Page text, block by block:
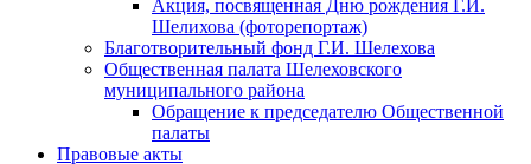
Акция, посвященная Дню рождения Г.И.
Шелихова (фоторепортаж)
Благотворительный фонд Г.И. Шелехова
Общественная палата Шелеховского
муниципального района
Обращение к председателю Общественной
палаты
Правовые акты